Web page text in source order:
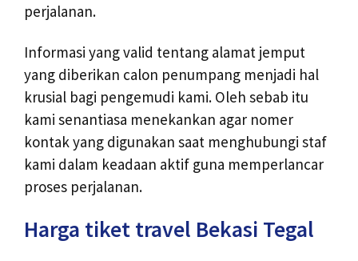
perjalanan.
Informasi yang valid tentang alamat jemput
yang diberikan calon penumpang menjadi hal
krusial bagi pengemudi kami. Oleh sebab itu
kami senantiasa menekankan agar nomer
kontak yang digunakan saat menghubungi staf
kami dalam keadaan aktif guna memperlancar
proses perjalanan.
Harga tiket travel Bekasi Tegal